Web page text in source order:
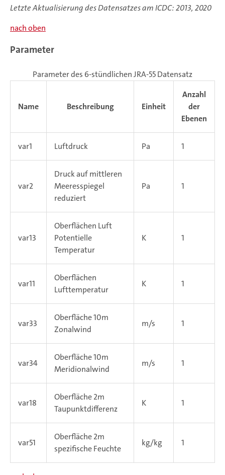
Letzte Aktualisierung des Datensatzes am ICDC: 2013, 2020
nach oben
Parameter
Parameter des 6-stündlichen JRA-55 Datensatz
Name Beschreibung Einheit
Anzahl
der
Ebenen
var1 Luftdruck Pa 1
var2
Druck auf mittleren
Meeresspiegel
reduziert
Pa 1
var13
Oberflächen Luft
Potentielle
Temperatur
K 1
var11
Oberflächen
Lufttemperatur
K 1
var33
Oberfläche 10m
Zonalwind
m/s 1
var34
Oberfläche 10m
Meridionalwind
m/s 1
var18
Oberfläche 2m
Taupunktdifferenz
K 1
var51
Oberfläche 2m
spezifische Feuchte
kg/kg 1